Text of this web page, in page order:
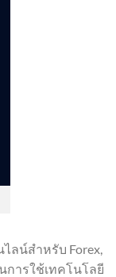
ลน์สำหรับ Forex,
การใช้เทคโนโลยี